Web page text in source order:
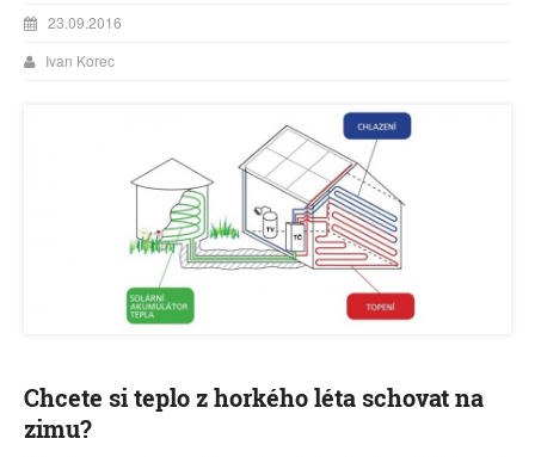
23.09.2016
Ivan Korec
Chcete si teplo z horkého léta schovat na
zimu?